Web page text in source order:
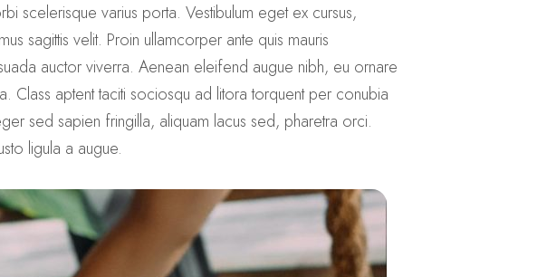
scelerisque varius porta. Vestibulum eget ex cursus,
sagittis velit. Proin ullamcorper ante quis mauris
auctor viverra. Aenean eleifend augue nibh, eu ornare
aptent taciti sociosqu ad litora torquent per conubia
sed sapien fringilla, aliquam lacus sed, pharetra orci.
ligula a augue.